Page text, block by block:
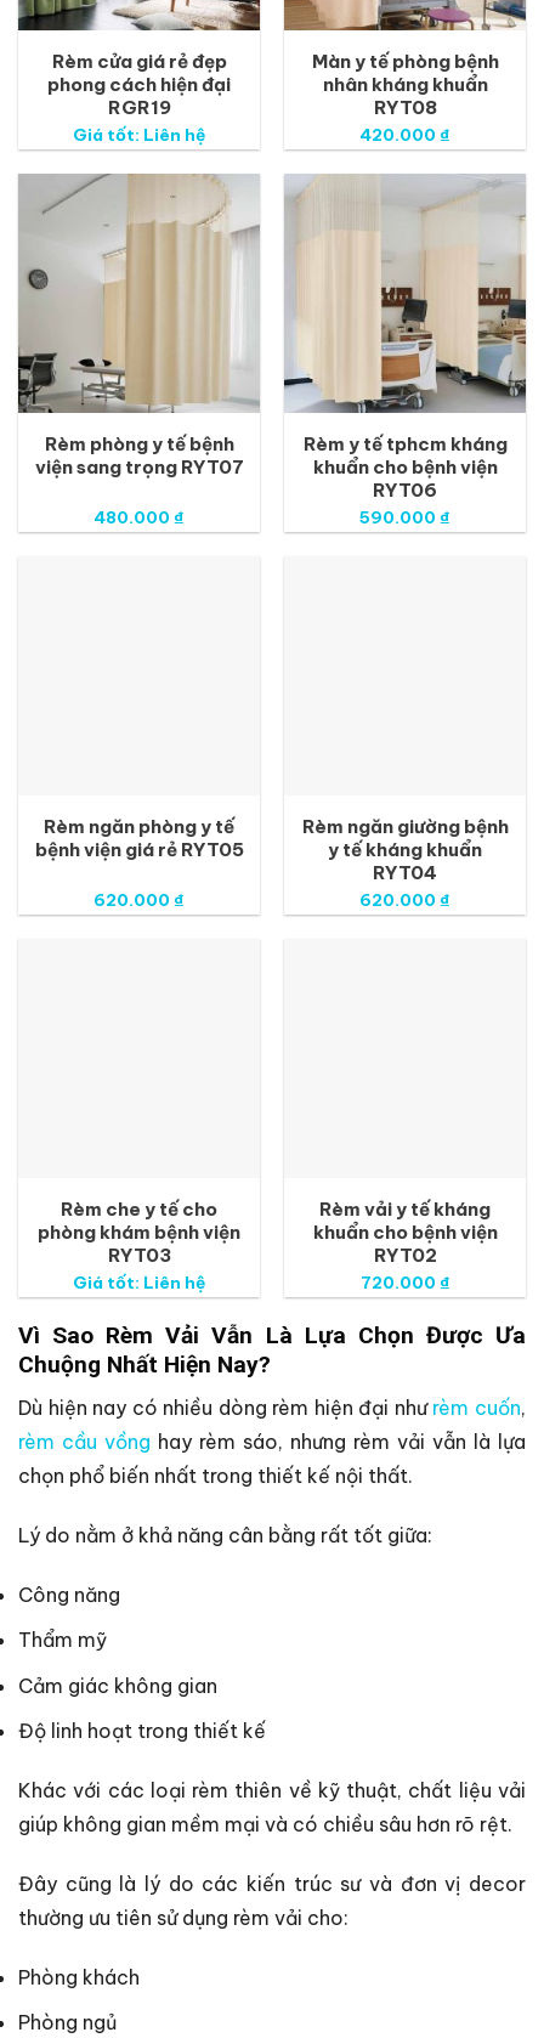
Rèm cửa giá rẻ đẹp
phong cách hiện đại
RGR19
Giá tốt: Liên hệ
Màn y tế phòng bệnh
nhân kháng khuẩn
RYT08
420.000 ₫
Rèm phòng y tế bệnh
viện sang trọng RYT07
480.000 ₫
Rèm y tế tphcm kháng
khuẩn cho bệnh viện
RYT06
590.000 ₫
Rèm ngăn phòng y tế
bệnh viện giá rẻ RYT05
620.000 ₫
Rèm ngăn giường bệnh
y tế kháng khuẩn
RYT04
620.000 ₫
Rèm che y tế cho
phòng khám bệnh viện
RYT03
Giá tốt: Liên hệ
Rèm vải y tế kháng
khuẩn cho bệnh viện
RYT02
720.000 ₫
Vì Sao Rèm Vải Vẫn Là Lựa Chọn Được Ưa
Chuộng Nhất Hiện Nay?
Dù hiện nay có nhiều dòng rèm hiện đại như rèm cuốn,
rèm cầu vồng hay rèm sáo, nhưng rèm vải vẫn là lựa
chọn phổ biến nhất trong thiết kế nội thất.
Lý do nằm ở khả năng cân bằng rất tốt giữa:
Công năng
Thẩm mỹ
Cảm giác không gian
Độ linh hoạt trong thiết kế
Khác với các loại rèm thiên về kỹ thuật, chất liệu vải
giúp không gian mềm mại và có chiều sâu hơn rõ rệt.
Đây cũng là lý do các kiến trúc sư và đơn vị decor
thường ưu tiên sử dụng rèm vải cho:
Phòng khách
Phòng ngủ